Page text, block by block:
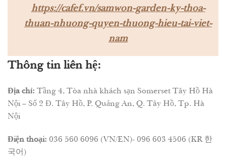
https://cafef.vn/samwon-garden-ky-thoa-
thuan-nhuong-quyen-thuong-hieu-tai-viet-
nam
Thông tin liên hệ:
Địa chỉ: Tầng 4, Tòa nhà khách sạn Somerset Tây Hồ Hà
Nội – Số 2 Đ. Tây Hồ, P. Quảng An, Q. Tây Hồ, Tp. Hà
Nội
Điện thoại: 036 560 6096 (VN/EN)- 096 603 4506 (KR 한
국어)